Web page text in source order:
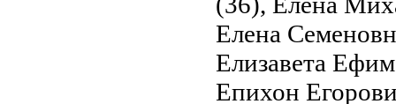
Елена
Елизавета
Епихон